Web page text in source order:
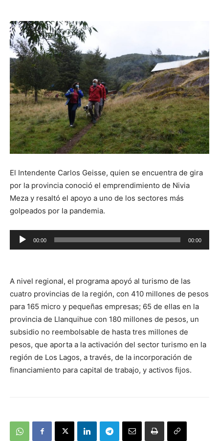
El Intendente Carlos Geisse, quien se encuentra de gira
por la provincia conoció el emprendimiento de Nivia
Meza y resaltó el apoyo a uno de los sectores más
golpeados por la pandemia.
Reproductor
de
00:00 00:00
A nivel regional, el programa apoyó al turismo de las
cuatro provincias de la región, con 410 millones de pesos
para 165 micro y pequeñas empresas; 65 de ellas en la
provincia de Llanquihue con 180 millones de pesos, un
subsidio no reembolsable de hasta tres millones de
pesos, que aporta a la activación del sector turismo en la
región de Los Lagos, a través, de la incorporación de
financiamiento para capital de trabajo, y activos fijos.